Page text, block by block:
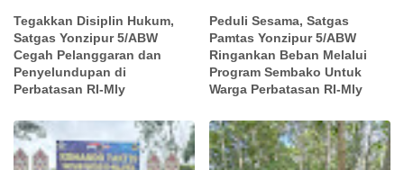
Tegakkan Disiplin Hukum,
Satgas Yonzipur 5/ABW
Cegah Pelanggaran dan
Penyelundupan di
Perbatasan RI-Mly
Peduli Sesama, Satgas
Pamtas Yonzipur 5/ABW
Ringankan Beban Melalui
Program Sembako Untuk
Warga Perbatasan RI-Mly